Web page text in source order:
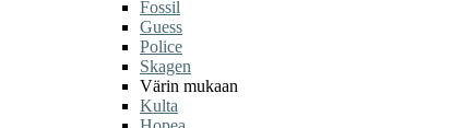
Fossil
Guess
Police
Skagen
Värin mukaan
Kulta